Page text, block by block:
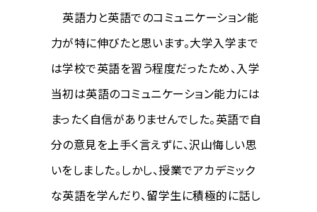
英語力と英語でのコミュニケーション能
力が特に伸びたと思います。大学入学まで
は学校で英語を習う程度だったため、入学
当初は英語のコミュニケーション能力には
まったく自信がありませんでした。英語で自
分の意見を上手く言えずに、沢山悔しい思
いをしました。しかし、授業でアカデミック
な英語を学んだり、留学生に積極的に話し